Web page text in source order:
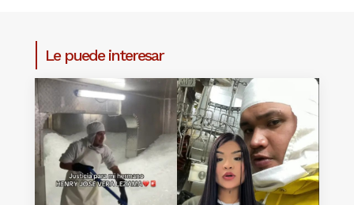
Le puede interesar